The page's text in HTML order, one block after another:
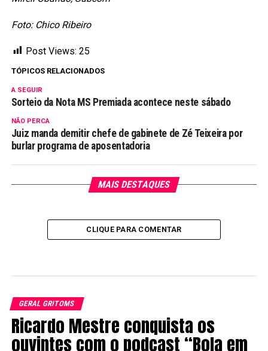
Foto: Chico Ribeiro
Post Views: 25
TÓPICOS RELACIONADOS
A SEGUIR
Sorteio da Nota MS Premiada acontece neste sábado
NÃO PERCA
Juiz manda demitir chefe de gabinete de Zé Teixeira por
burlar programa de aposentadoria
MAIS DESTAQUES
CLIQUE PARA COMENTAR
GERAL GRITOMS
Ricardo Mestre conquista os
ouvintes com o podcast “Bola em